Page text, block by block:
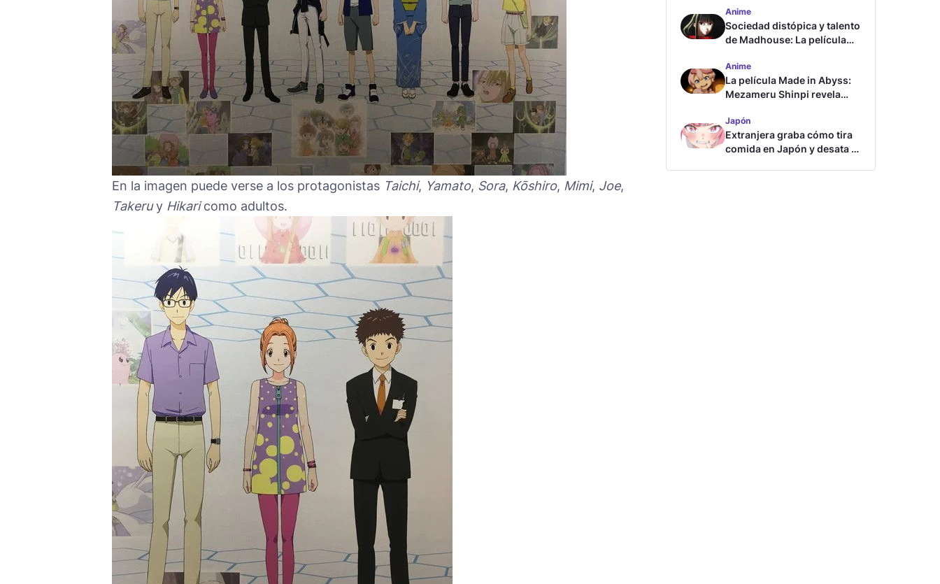
En la imagen puede verse a los protagonistas Taichi, Yamato, Sora, Kōshiro, Mimi, Joe,
Takeruy Hikaricomo adultos.
Anime
Sociedad distópica y talento
de Madhouse: La película
tráiler
Anime
La película Made in Abyss:
Mezameru Shinpi revela
Japón
Extranjera graba cómo tira
comida en Japón y desata la